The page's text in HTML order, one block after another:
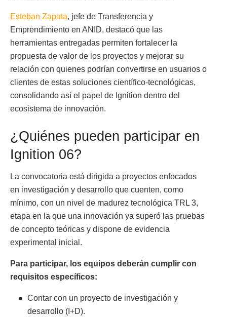
Esteban Zapata, jefe de Transferencia y
Emprendimiento en ANID, destacó que las
herramientas entregadas permiten fortalecer la
propuesta de valor de los proyectos y mejorar su
relación con quienes podrían convertirse en usuarios o
clientes de estas soluciones científico-tecnológicas,
consolidando así el papel de Ignition dentro del
ecosistema de innovación.
¿Quiénes pueden participar en
Ignition 06?
La convocatoria está dirigida a proyectos enfocados
en investigación y desarrollo que cuenten, como
mínimo, con un nivel de madurez tecnológica TRL 3,
etapa en la que una innovación ya superó las pruebas
de concepto teóricas y dispone de evidencia
experimental inicial.
Para participar, los equipos deberán cumplir con
requisitos específicos:
Contar con un proyecto de investigación y
desarrollo (I+D).